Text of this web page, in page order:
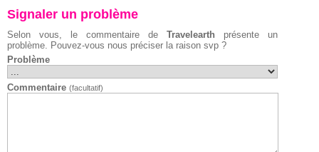
Signaler un problème
Selon vous, le commentaire de Travelearth présente un
problème. Pouvez-vous nous préciser la raison svp ?
Problème
Commentaire (facultatif)